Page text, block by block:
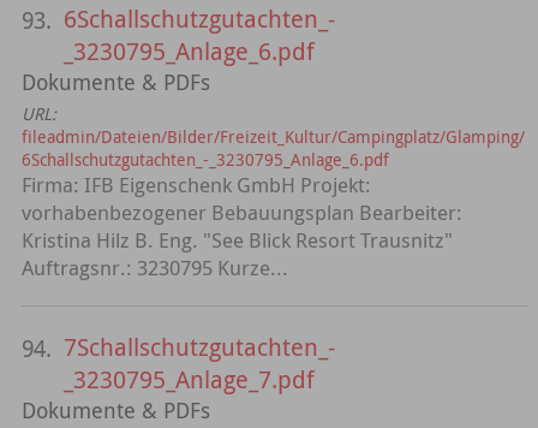
93. 6Schallschutzgutachten_-
_3230795_Anlage_6.pdf
Dokumente & PDFs
URL:
fileadmin/Dateien/Bilder/Freizeit_Kultur/Campingplatz/Glamping/
6Schallschutzgutachten_-_3230795_Anlage_6.pdf
Firma: IFB Eigenschenk GmbH Projekt:
vorhabenbezogener Bebauungsplan Bearbeiter:
Kristina Hilz B. Eng. "See Blick Resort Trausnitz"
Auftragsnr.: 3230795 Kurze...
94. 7Schallschutzgutachten_-
_3230795_Anlage_7.pdf
Dokumente & PDFs